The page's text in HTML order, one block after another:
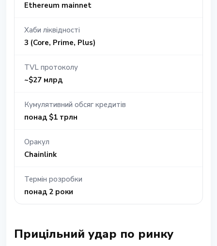
Ethereum mainnet
Хаби ліквідності
3 (Core, Prime, Plus)
TVL протоколу
~$27 млрд
Кумулятивний обсяг кредитів
понад $1 трлн
Оракул
Chainlink
Термін розробки
понад 2 роки
Прицільний удар по ринку